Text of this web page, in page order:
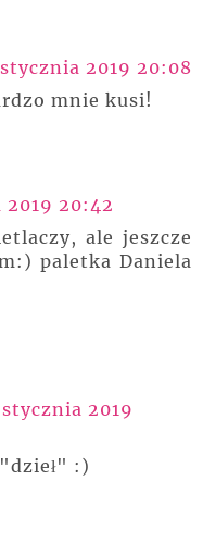
2019 20:08
mnie kusi!
2019 20:42
ale jeszcze
paletka Daniela
2019
"dzieł" :)